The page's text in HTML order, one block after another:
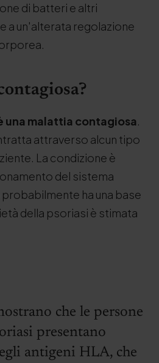
di batteri e altri
a un'alterata regolazione
una malattia contagiosa.
attraverso alcun tipo
La condizione è
del sistema
ha una base
della psoriasi è stimata
che le persone
presentano
antigeni HLA, che